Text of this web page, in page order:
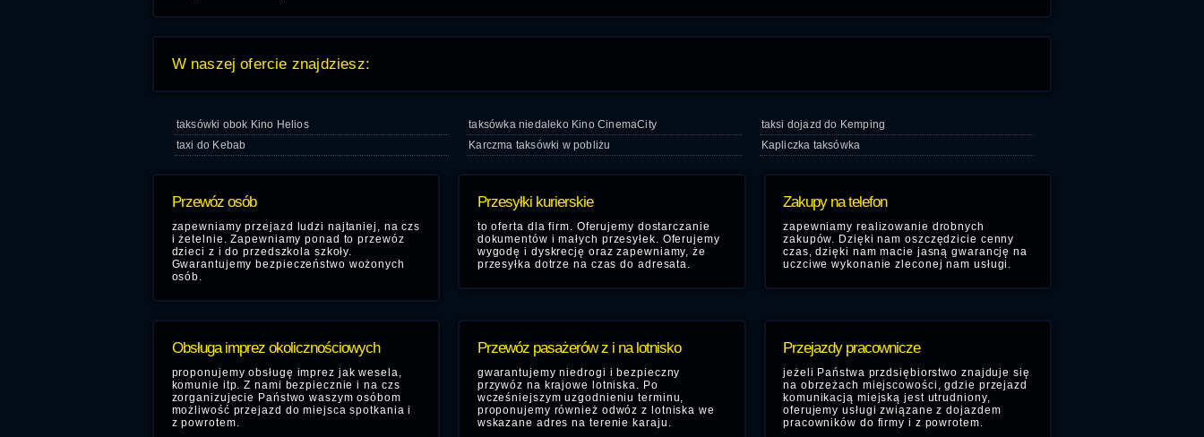
W naszej ofercie znajdziesz:
taksówki obok Kino Helios taksówka niedaleko Kino CinemaCity
taksi dojazd do Kemping
taxi do Kebab
Karczma taksówki w pobliżu Kapliczka taksówka
Przewóz osób
zapewniamy przejazd ludzi najtaniej, na czs
i żetelnie. Zapewniamy ponad to przewóz
dzieci z i do przedszkola szkoły.
Gwarantujemy bezpieczeństwo wożonych
osób.
Przesyłki kurierskie
to oferta dla firm. Oferujemy dostarczanie
dokumentów i małych przesyłek. Oferujemy
wygodę i dyskrecję oraz zapewniamy, że
przesyłka dotrze na czas do adresata.
Zakupy na telefon
zapewniamy realizowanie drobnych
zakupów. Dzięki nam oszczędzicie cenny
czas, dzięki nam macie jasną gwarancję na
uczciwe wykonanie zleconej nam usługi.
Obsługa imprez okolicznościowych
proponujemy obsługę imprez jak wesela,
komunie itp. Z nami bezpiecznie i na czs
zorganizujecie Państwo waszym osóbom
możliwość przejazd do miejsca spotkania i
z powrotem.
Przewóz pasażerów z i na lotnisko
gwarantujemy niedrogi i bezpieczny
przywóz na krajowe lotniska. Po
wcześniejszym uzgodnieniu terminu,
proponujemy również odwóz z lotniska we
wskazane adres na terenie karaju.
Przejazdy pracownicze
jeżeli Państwa przdsiębiorstwo znajduje się
na obrzeżach miejscowości, gdzie przejazd
komunikacją miejską jest utrudniony,
oferujemy usługi związane z dojazdem
pracowników do firmy i z powrotem.